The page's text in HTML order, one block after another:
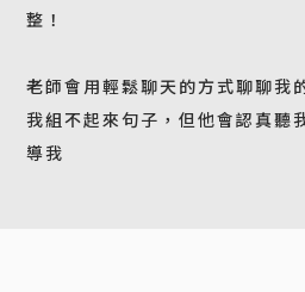
整！
老師會用輕鬆聊天的方式聊聊我
我組不起來句子，但他會認真聽
導我